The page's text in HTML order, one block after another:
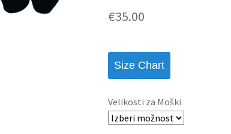
€35.00
Size Chart
Velikosti za Moški